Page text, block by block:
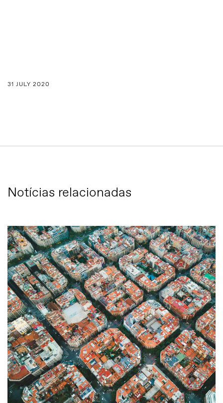
31 JULY 2020
Notícias relacionadas